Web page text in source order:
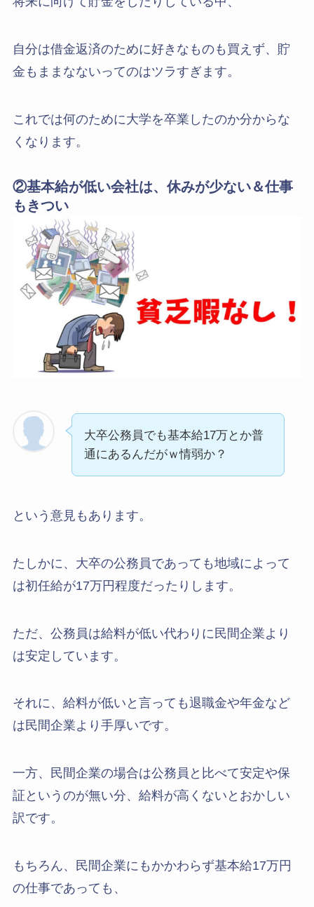
自分は借金返済のために好きなものも買えず、貯
金もままなないってのはツラすぎます。
これでは何のために大学を卒業したのか分からな
くなります。
②基本給が低い会社は、休みが少ない＆仕事
もきつい
大卒公務員でも基本給17万とか普
通にあるんだがｗ情弱か？
という意見もあります。
たしかに、大卒の公務員であっても地域によって
は初任給が17万円程度だったりします。
ただ、公務員は給料が低い代わりに民間企業より
は安定しています。
それに、給料が低いと言っても退職金や年金など
は民間企業より手厚いです。
一方、民間企業の場合は公務員と比べて安定や保
証というのが無い分、給料が高くないとおかしい
訳です。
もちろん、民間企業にもかかわらず基本給17万円
の仕事であっても、